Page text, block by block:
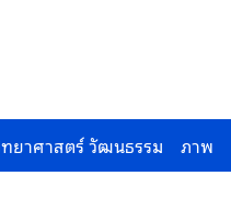
ยาศาสตร์ วัฒนธรรม ภาพ